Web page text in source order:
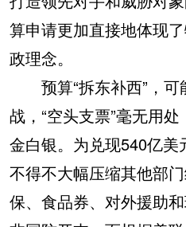
算申请更加直接地体现
政理念。
预算“拆东补西”，可
战，“空头支票”毫无用
金白银。为兑现540亿
不得不大幅压缩其他部
保、食品券、对外援助